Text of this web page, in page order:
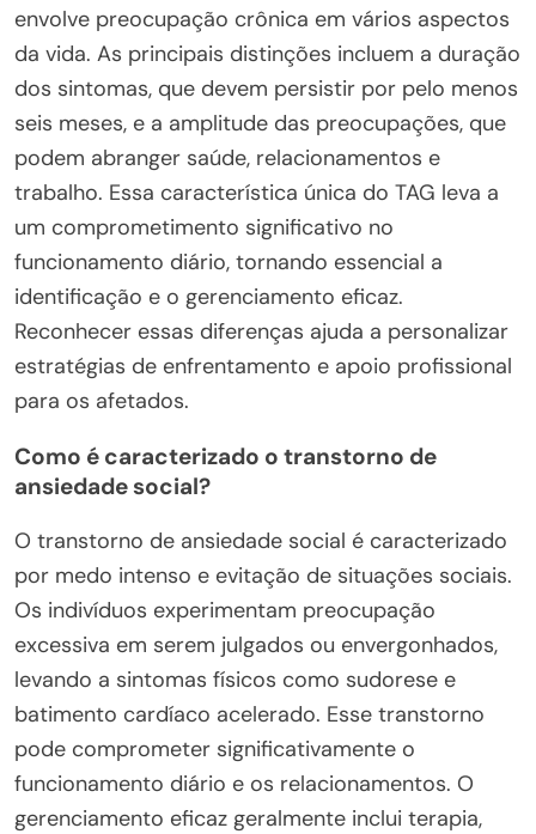
envolve preocupação crônica em vários aspectos
da vida. As principais distinções incluem a duração
dos sintomas, que devem persistir por pelo menos
seis meses, e a amplitude das preocupações, que
podem abranger saúde, relacionamentos e
trabalho. Essa característica única do TAG leva a
um comprometimento significativo no
funcionamento diário, tornando essencial a
identificação e o gerenciamento eficaz.
Reconhecer essas diferenças ajuda a personalizar
estratégias de enfrentamento e apoio profissional
para os afetados.
Como é caracterizado o transtorno de
ansiedade social?
O transtorno de ansiedade social é caracterizado
por medo intenso e evitação de situações sociais.
Os indivíduos experimentam preocupação
excessiva em serem julgados ou envergonhados,
levando a sintomas físicos como sudorese e
batimento cardíaco acelerado. Esse transtorno
pode comprometer significativamente o
funcionamento diário e os relacionamentos. O
gerenciamento eficaz geralmente inclui terapia,